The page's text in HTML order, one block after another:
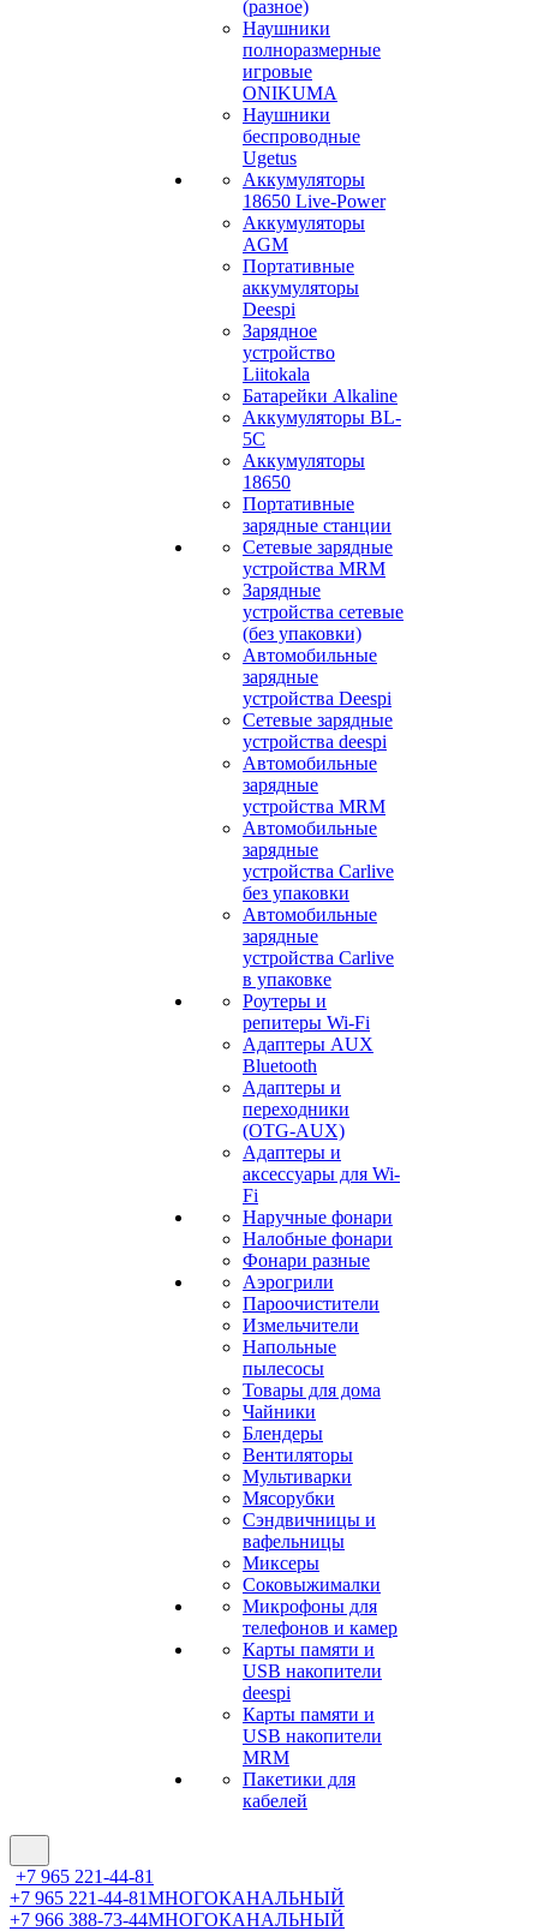
(разное)
Наушники
полноразмерные
игровые
ONIKUMA
Наушники
беспроводные
Ugetus
Аккумуляторы
18650 Live-Power
Аккумуляторы
АGM
Портативные
аккумуляторы
Deespi
Зарядное
устройство
Liitokala
Батарейки Alkaline
Аккумуляторы BL-
5C
Аккумуляторы
18650
Портативные
зарядные станции
Сетевые зарядные
устройства MRM
Зарядные
устройства сетевые
(без упаковки)
Автомобильные
зарядные
устройства Deespi
Сетевые зарядные
устройства deespi
Автомобильные
зарядные
устройства MRM
Автомобильные
зарядные
устройства Carlive
без упаковки
Автомобильные
зарядные
устройства Carlive
в упаковке
Роутеры и
репитеры Wi-Fi
Адаптеры AUX
Bluetooth
Адаптеры и
переходники
(OTG-AUX)
Адаптеры и
аксессуары для Wi-
Fi
Наручные фонари
Налобные фонари
Фонари разные
Аэрогрили
Пароочистители
Измельчители
Напольные
пылесосы
Товары для дома
Чайники
Блендеры
Вентиляторы
Мультиварки
Мясорубки
Сэндвичницы и
вафельницы
Миксеры
Соковыжималки
Микрофоны для
телефонов и камер
Карты памяти и
USB накопители
deespi
Карты памяти и
USB накопители
MRM
Пакетики для
кабелей
+7 965 221-44-81
+7 965 221-44-81МНОГОКАНАЛЬНЫЙ
+7 966 388-73-44МНОГОКАНАЛЬНЫЙ